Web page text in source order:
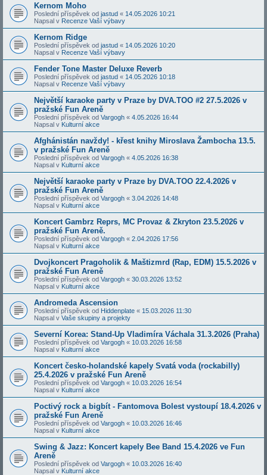
Kernom Moho
Poslední příspěvek od jastud « 14.05.2026 10:21
Napsal v Recenze Vaší výbavy
Kernom Ridge
Poslední příspěvek od jastud « 14.05.2026 10:20
Napsal v Recenze Vaší výbavy
Fender Tone Master Deluxe Reverb
Poslední příspěvek od jastud « 14.05.2026 10:18
Napsal v Recenze Vaší výbavy
Největší karaoke party v Praze by DVA.TOO #2 27.5.2026 v
pražské Fun Areně
Poslední příspěvek od Vargogh « 4.05.2026 16:44
Napsal v Kulturní akce
Afghánistán navždy! - křest knihy Miroslava Žambocha 13.5.
v pražské Fun Areně
Poslední příspěvek od Vargogh « 4.05.2026 16:38
Napsal v Kulturní akce
Největší karaoke party v Praze by DVA.TOO 22.4.2026 v
pražské Fun Areně
Poslední příspěvek od Vargogh « 3.04.2026 14:48
Napsal v Kulturní akce
Koncert Gambrz Reprs, MC Provaz & Zkryton 23.5.2026 v
pražské Fun Areně.
Poslední příspěvek od Vargogh « 2.04.2026 17:56
Napsal v Kulturní akce
Dvojkoncert Pragoholik & Maštizmrd (Rap, EDM) 15.5.2026 v
pražské Fun Areně
Poslední příspěvek od Vargogh « 30.03.2026 13:52
Napsal v Kulturní akce
Andromeda Ascension
Poslední příspěvek od Hiddenplate « 15.03.2026 11:30
Napsal v Vaše skupiny a projekty
Severní Korea: Stand-Up Vladimíra Váchala 31.3.2026 (Praha)
Poslední příspěvek od Vargogh « 10.03.2026 16:58
Napsal v Kulturní akce
Koncert česko-holandské kapely Svatá voda (rockabilly)
25.4.2026 v pražské Fun Areně
Poslední příspěvek od Vargogh « 10.03.2026 16:54
Napsal v Kulturní akce
Poctivý rock a bigbít - Fantomova Bolest vystoupí 18.4.2026 v
pražské Fun Areně
Poslední příspěvek od Vargogh « 10.03.2026 16:46
Napsal v Kulturní akce
Swing & Jazz: Koncert kapely Bee Band 15.4.2026 ve Fun
Areně
Poslední příspěvek od Vargogh « 10.03.2026 16:40
Napsal v Kulturní akce